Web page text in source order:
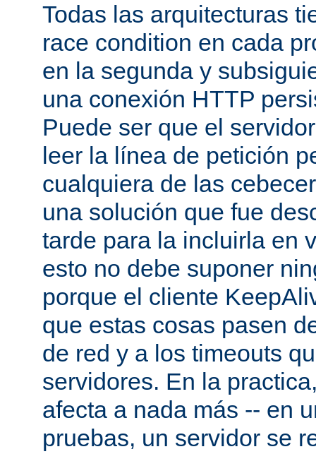
Todas las arquitecturas
race condition en cada
en la segunda y
una conexión HTTP
Puede ser que el
leer la línea de petición
cualquiera de las
una solución que fue
tarde para la incluirla en
esto no debe suponer
porque el cliente
que estas cosas pasen
de red y a los timeouts
servidores. En la
afecta a nada más -- en
pruebas, un servidor se